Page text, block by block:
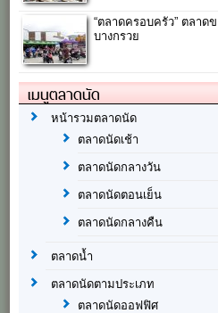
“ตลาดครอบครัว” ตลา
บางกรวย
เมนูตลาดนัด
หน้ารวมตลาดนัด
ตลาดนัดเช้า
ตลาดนัดกลางวัน
ตลาดนัดตอนเย็น
ตลาดนัดกลางคืน
ตลาดน้ำ
ตลาดนัดตามประเภท
ตลาดนัดออฟฟิศ